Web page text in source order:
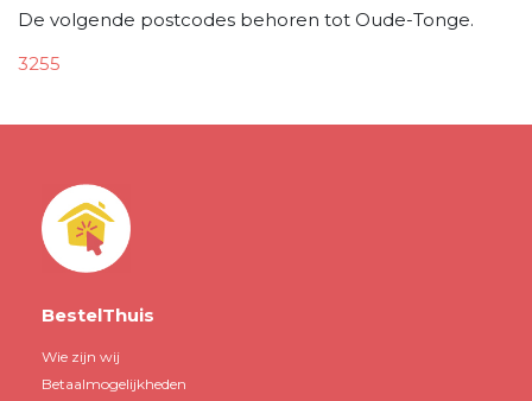
De volgende postcodes behoren tot Oude-Tonge.
3255
BestelThuis
Wie zijn wij
Betaalmogelijkheden